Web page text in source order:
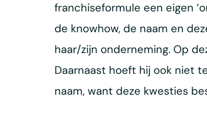
franchiseformule een eigen
de knowhow, de naam en
haar/zijn onderneming. Op
Daarnaast hoeft hij ook niet
naam, want deze kwesties